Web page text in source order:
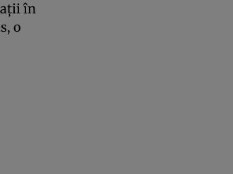
în
o